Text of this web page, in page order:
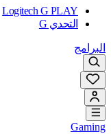
Logitech G PLAY
التحدي G
البرامج
Gaming